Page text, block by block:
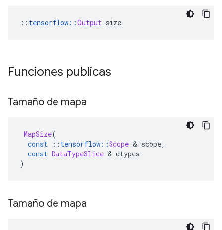
:: tensorflow ::Output size
Funciones publicas
Tamaño de mapa
MapSize(
const
:: tensorflow ::Scope & scope,
const DataTypeSlice & dtypes
)
Tamaño de mapa